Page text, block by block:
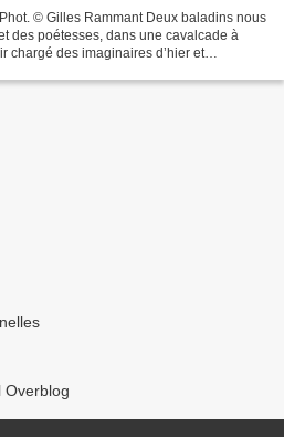
© Gilles Rammant Deux baladins nous
des poétesses, dans une cavalcade à
chargé des imaginaires d’hier et
Overblog